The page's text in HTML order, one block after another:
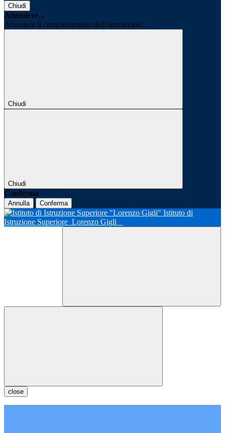
Chiudi
Attendere...
Attendere il completamento dell'operazione...
Chiudi
Chiudi
Conferma
Annulla Conferma
Istituto di
Istruzione Superiore Lorenzo Gigli
close